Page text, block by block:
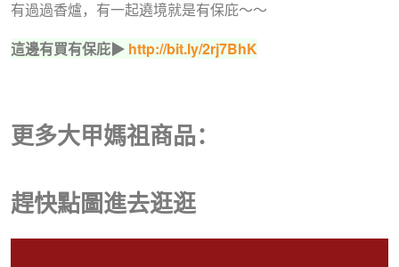
有過過香爐，有一起遶境就是有保庇～～
這邊有買有保庇▶ http://bit.ly/2rj7BhK
更多大甲媽祖商品：
趕快點圖進去逛逛